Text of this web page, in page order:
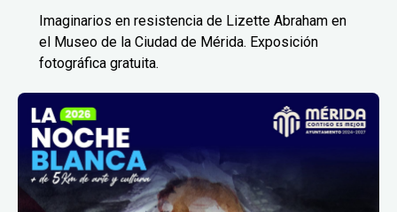
Imaginarios en resistencia de Lizette Abraham en
el Museo de la Ciudad de Mérida. Exposición
fotográfica gratuita.